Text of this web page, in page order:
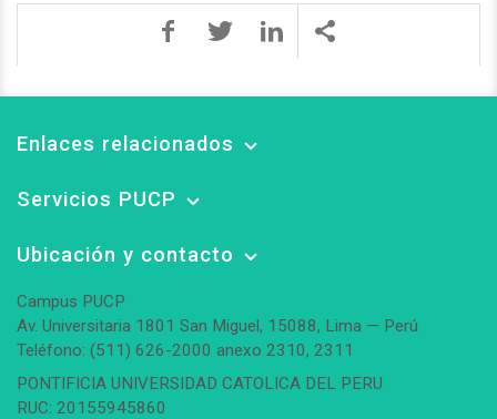
Enlaces relacionados
Servicios PUCP
Ubicación y contacto
Campus PUCP
Av. Universitaria 1801 San Miguel, 15088, Lima — Perú
Teléfono: (511) 626-2000 anexo 2310, 2311
PONTIFICIA UNIVERSIDAD CATOLICA DEL PERU
RUC: 20155945860